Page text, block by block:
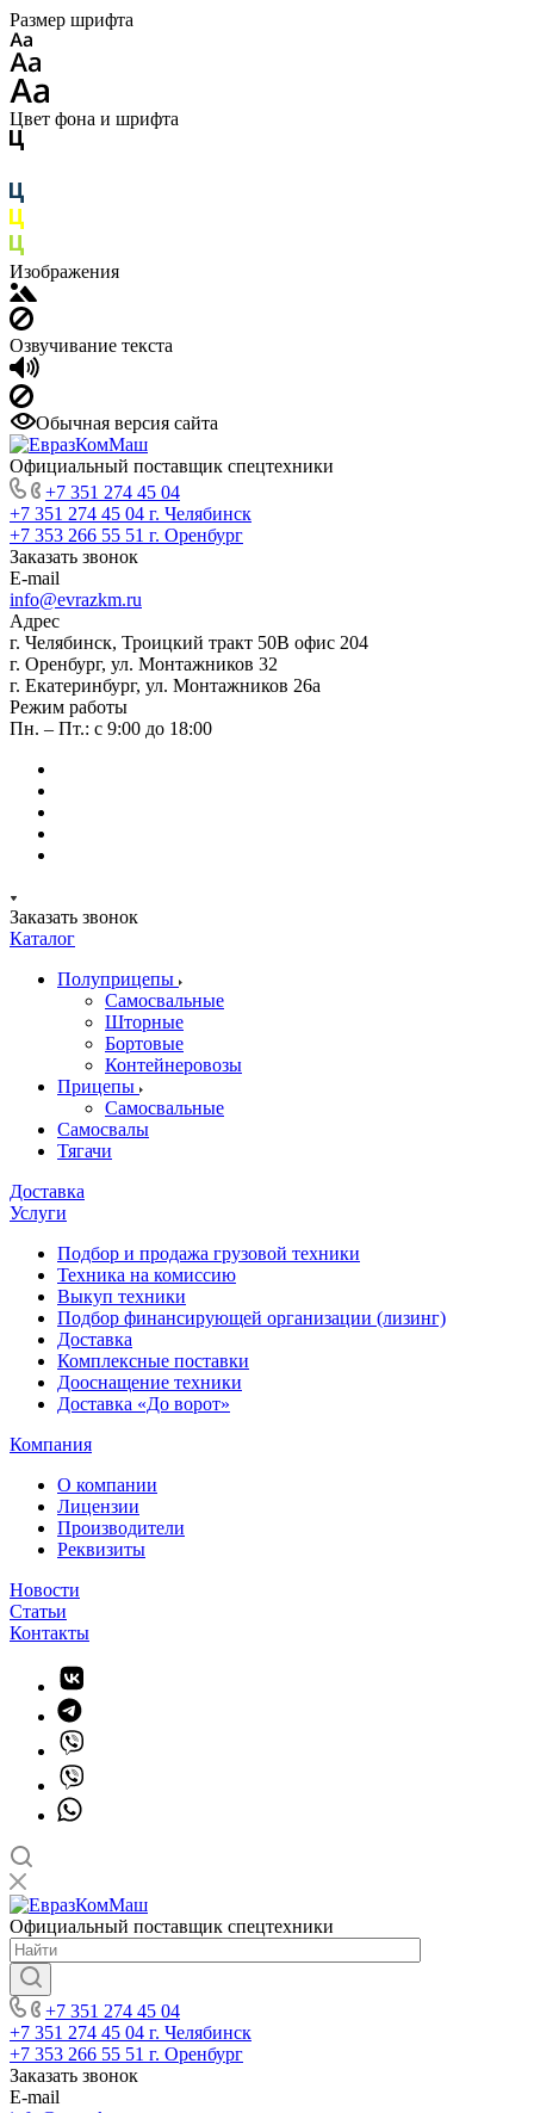
Размер шрифта
Цвет фона и шрифта
Изображения
Озвучивание текста
Обычная версия сайта
Официальный поставщик спецтехники
+7 351 274 45 04
+7 351 274 45 04 г. Челябинск
+7 353 266 55 51 г. Оренбург
Заказать звонок
E-mail
info@evrazkm.ru
Адрес
г. Челябинск, Троицкий тракт 50В офис 204
г. Оренбург, ул. Монтажников 32
г. Екатеринбург, ул. Монтажников 26а
Режим работы
Пн. – Пт.: с 9:00 до 18:00
Заказать звонок
Каталог
Полуприцепы
Самосвальные
Шторные
Бортовые
Контейнеровозы
Прицепы
Самосвальные
Самосвалы
Тягачи
Доставка
Услуги
Подбор и продажа грузовой техники
Техника на комиссию
Выкуп техники
Подбор финансирующей организации (лизинг)
Доставка
Комплексные поставки
Дооснащение техники
Доставка «До ворот»
Компания
О компании
Лицензии
Производители
Реквизиты
Новости
Статьи
Контакты
Официальный поставщик спецтехники
+7 351 274 45 04
+7 351 274 45 04 г. Челябинск
+7 353 266 55 51 г. Оренбург
Заказать звонок
E-mail